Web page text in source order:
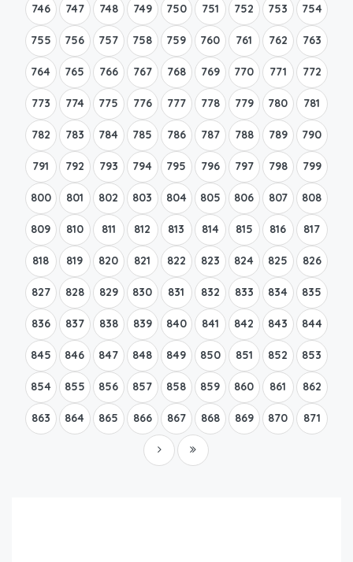
746 747 748 749 750 751 752 753 754
755 756 757 758 759 760 761 762 763
764 765 766 767 768 769 770 771 772
773 774 775 776 777 778 779 780 781
782 783 784 785 786 787 788 789 790
791 792 793 794 795 796 797 798 799
800 801 802 803 804 805 806 807 808
809 810 811 812 813 814 815 816 817
818 819 820 821 822 823 824 825 826
827 828 829 830 831 832 833 834 835
836 837 838 839 840 841 842 843 844
845 846 847 848 849 850 851 852 853
854 855 856 857 858 859 860 861 862
863 864 865 866 867 868 869 870 871